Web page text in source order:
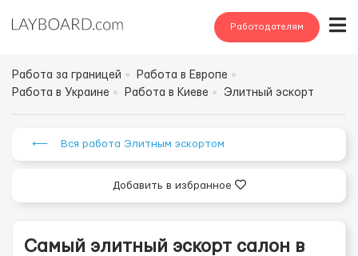
Работодателям
Работа за границей
Работа в Европе
Работа в Украине
Работа в Киеве Элитный эскорт
⟵ Вся работа Элитным эскортом
Добавить в избранное
Самый элитный эскорт салон в